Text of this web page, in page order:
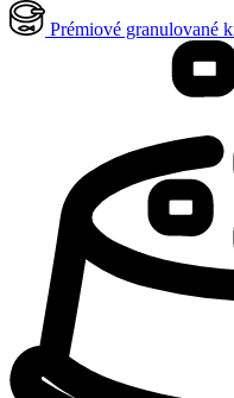
Prémiové granulované